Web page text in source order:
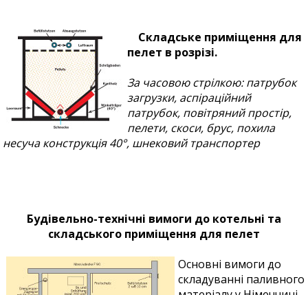
Складське приміщення для
пелет в розрізі.
За часовою стрілкою: патрубок
загрузки, аспіраційний
патрубок, повітряний простір,
пелети, скоси, брус, похила
несуча конструкція 40°, шнековий транспортер
Будівельно-технічні вимоги до котельні та
складського приміщення для пелет
Основні вимоги до
складуванні паливного